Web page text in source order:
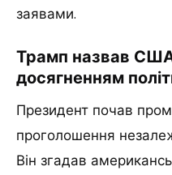
заявами.
Трамп назвав
досягненням
Президент почав
проголошення
Він згадав